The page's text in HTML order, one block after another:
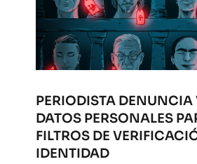
PERIODISTA DENUNCIA
DATOS PERSONALES
FILTROS DE
IDENTIDAD